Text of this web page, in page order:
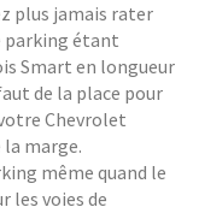
plus jamais rater
parking étant
Smart en longueur
de la place pour
Chevrolet
marge.
même quand le
les voies de